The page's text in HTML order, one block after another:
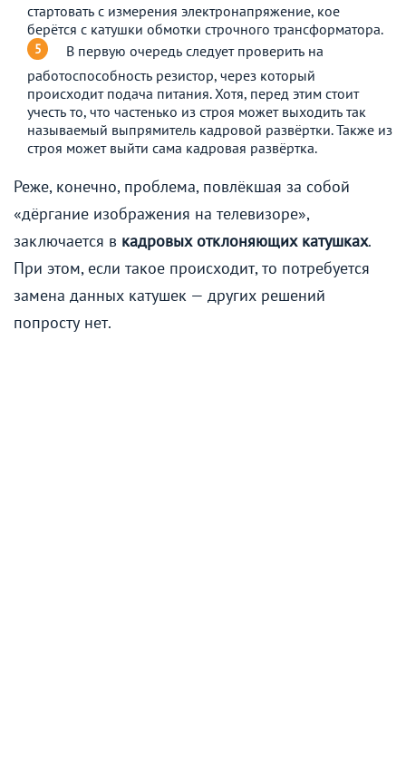
стартовать с измерения электронапряжение, кое
берётся с катушки обмотки строчного трансформатора.
В первую очередь следует проверить на
работоспособность резистор, через который
происходит подача питания. Хотя, перед этим стоит
учесть то, что частенько из строя может выходить так
называемый выпрямитель кадровой развёртки. Также из
строя может выйти сама кадровая развёртка.
Реже, конечно, проблема, повлёкшая за собой
«дёргание изображения на телевизоре»,
заключается в кадровых отклоняющих катушках.
При этом, если такое происходит, то потребуется
замена данных катушек — других решений
попросту нет.